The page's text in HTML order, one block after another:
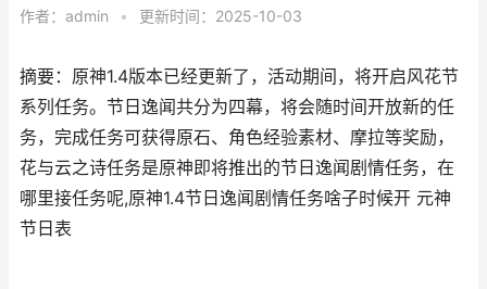
作者： admin • 更新时间：2025-10-03
摘要：原神1.4版本已经更新了，活动期间，将开启风花节
系列任务。节日逸闻共分为四幕，将会随时间开放新的任
务，完成任务可获得原石、角色经验素材、摩拉等奖励，
花与云之诗任务是原神即将推出的节日逸闻剧情任务，在
哪里接任务呢,原神1.4节日逸闻剧情任务啥子时候开 元神
节日表